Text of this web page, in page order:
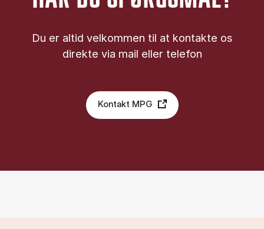
Du er altid velkommen til at kontakte os
direkte via mail eller telefon
Kontakt MPG